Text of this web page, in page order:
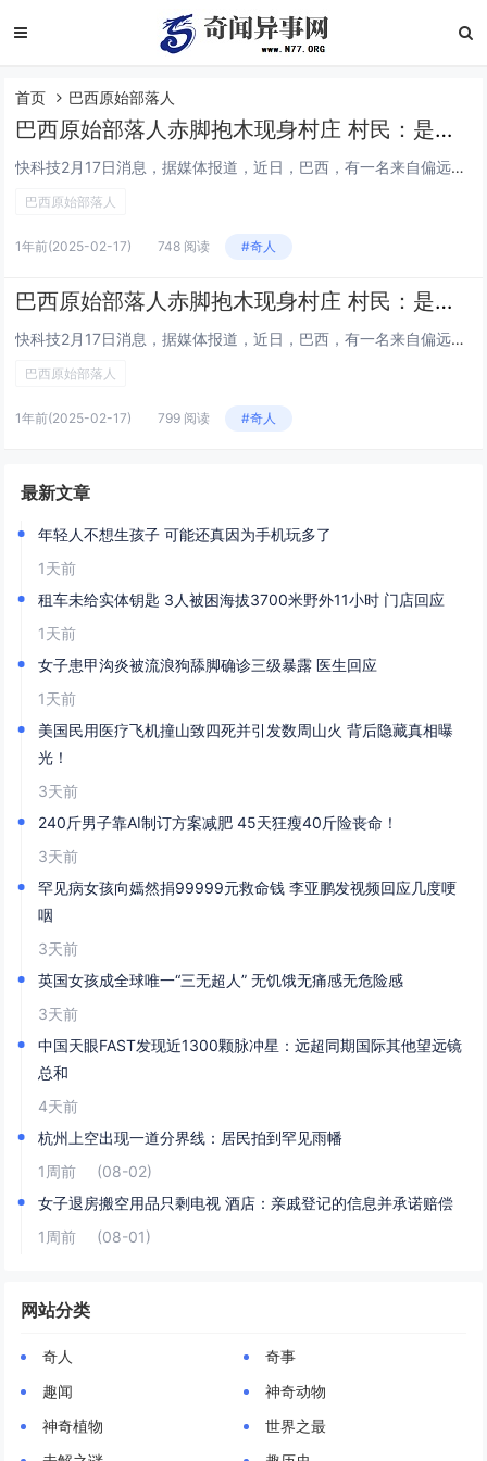
首页 巴西原始部落人
巴西原始部落人赤脚抱木现身村庄 村民：是为求火而来
快科技2月17日消息，据媒体报道，近日，巴西，有一名来自偏远原始部落的年轻男性出现在该国亚马逊河流域沿岸的一处村庄。并且在该村庄逗留了不到24小时后，该男性又回到了自己的部落。据视频画面显示，该男子腰上缠有遮挡物，赤脚行走，身上还带着两根木...
巴西原始部落人
1年前(2025-02-17) 748 阅读 #奇人
巴西原始部落人赤脚抱木现身村庄 村民：是为求火而来
快科技2月17日消息，据媒体报道，近日，巴西，有一名来自偏远原始部落的年轻男性出现在该国亚马逊河流域沿岸的一处村庄。并且在该村庄逗留了不到24小时后，该男性又回到了自己的部落。据视频画面显示，该男子腰上缠有遮挡物，赤脚行走，身上还带着两根木...
巴西原始部落人
1年前(2025-02-17) 799 阅读 #奇人
最新文章
年轻人不想生孩子 可能还真因为手机玩多了
1天前
租车未给实体钥匙 3人被困海拔3700米野外11小时 门店回应
1天前
女子患甲沟炎被流浪狗舔脚确诊三级暴露 医生回应
1天前
美国民用医疗飞机撞山致四死并引发数周山火 背后隐藏真相曝
光！
3天前
240斤男子靠AI制订方案减肥 45天狂瘦40斤险丧命！
3天前
罕见病女孩向嫣然捐99999元救命钱 李亚鹏发视频回应几度哽
咽
3天前
英国女孩成全球唯一“三无超人” 无饥饿无痛感无危险感
3天前
中国天眼FAST发现近1300颗脉冲星：远超同期国际其他望远镜
总和
4天前
杭州上空出现一道分界线：居民拍到罕见雨幡
1周前
(08-02)
女子退房搬空用品只剩电视 酒店：亲戚登记的信息并承诺赔偿
1周前
(08-01)
网站分类
奇人
奇事
趣闻
神奇动物
神奇植物
世界之最